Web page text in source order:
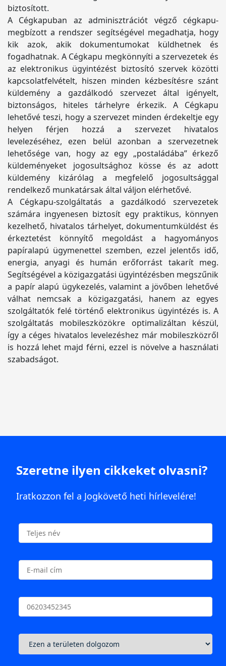
biztosított.
A Cégkapuban az adminisztrációt végző cégkapu-
megbízott a rendszer segítségével megadhatja, hogy
kik azok, akik dokumentumokat küldhetnek és
fogadhatnak. A Cégkapu megkönnyíti a szervezetek és
az elektronikus ügyintézést biztosító szervek közötti
kapcsolatfelvételt, hiszen minden kézbesítésre szánt
küldemény a gazdálkodó szervezet által igényelt,
biztonságos, hiteles tárhelyre érkezik. A Cégkapu
lehetővé teszi, hogy a szervezet minden érdekeltje egy
helyen férjen hozzá a szervezet hivatalos
levelezéséhez, ezen belül azonban a szervezetnek
lehetősége van, hogy az egy „postaládába” érkező
küldeményeket jogosultsághoz kösse és az adott
küldemény kizárólag a megfelelő jogosultsággal
rendelkező munkatársak által váljon elérhetővé.
A Cégkapu-szolgáltatás a gazdálkodó szervezetek
számára ingyenesen biztosít egy praktikus, könnyen
kezelhető, hivatalos tárhelyet, dokumentumküldést és
érkeztetést könnyítő megoldást a hagyományos
papíralapú ügymenettel szemben, ezzel jelentős idő,
energia, anyagi és humán erőforrást takarít meg.
Segítségével a közigazgatási ügyintézésben megszűnik
a papír alapú ügykezelés, valamint a jövőben lehetővé
válhat nemcsak a közigazgatási, hanem az egyes
szolgáltatók felé történő elektronikus ügyintézés is. A
szolgáltatás mobileszközökre optimalizáltan készül,
így a céges hivatalos levelezéshez már mobileszközről
is hozzá lehet majd férni, ezzel is növelve a használati
szabadságot.
Szeretne ilyen cikkeket olvasni?
Iratkozzon fel a Jogkövető heti hírlevelére!